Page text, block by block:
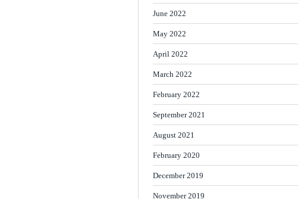
June 2022
May 2022
April 2022
March 2022
February 2022
September 2021
August 2021
February 2020
December 2019
November 2019